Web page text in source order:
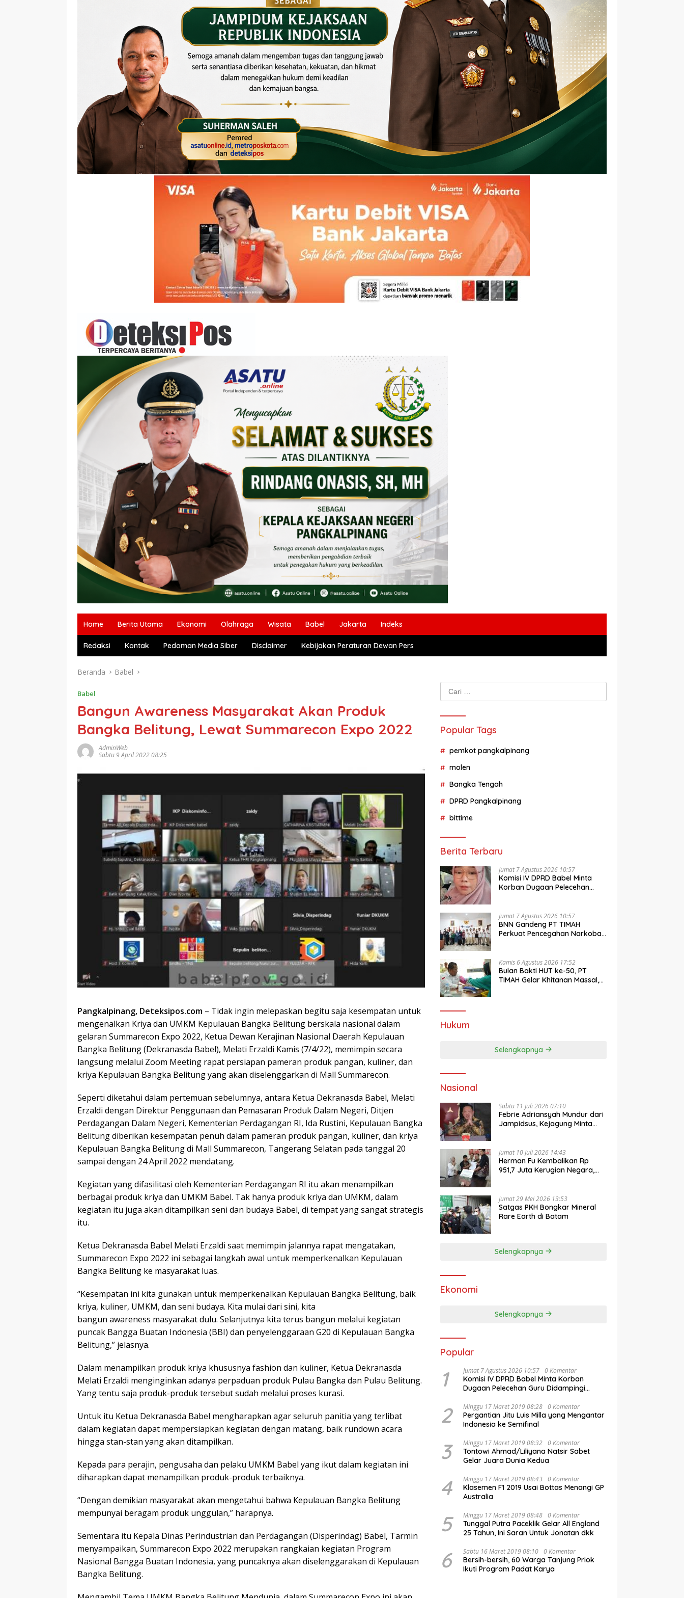
Home Berita Utama Ekonomi Olahraga Wisata Babel Jakarta Indeks
Redaksi Kontak Pedoman Media Siber Disclaimer Kebijakan Peraturan Dewan Pers
Beranda Babel
Babel
Bangun Awareness Masyarakat Akan Produk
Bangka Belitung, Lewat Summarecon Expo 2022
AdminWeb
Sabtu 9 April 2022 08:25
Pangkalpinang, Deteksipos.com – Tidak ingin melepaskan begitu saja kesempatan untuk
mengenalkan Kriya dan UMKM Kepulauan Bangka Belitung berskala nasional dalam
gelaran Summarecon Expo 2022, Ketua Dewan Kerajinan Nasional Daerah Kepulauan
Bangka Belitung (Dekranasda Babel), Melati Erzaldi Kamis (7/4/22), memimpin secara
langsung melalui Zoom Meeting rapat persiapan pameran produk pangan, kuliner, dan
kriya Kepulauan Bangka Belitung yang akan diselenggarkan di Mall Summarecon.
Seperti diketahui dalam pertemuan sebelumnya, antara Ketua Dekranasda Babel, Melati
Erzaldi dengan Direktur Penggunaan dan Pemasaran Produk Dalam Negeri, Ditjen
Perdagangan Dalam Negeri, Kementerian Perdagangan RI, Ida Rustini, Kepulauan Bangka
Belitung diberikan kesempatan penuh dalam pameran produk pangan, kuliner, dan kriya
Kepulauan Bangka Belitung di Mall Summarecon, Tangerang Selatan pada tanggal 20
sampai dengan 24 April 2022 mendatang.
Kegiatan yang difasilitasi oleh Kementerian Perdagangan RI itu akan menampilkan
berbagai produk kriya dan UMKM Babel. Tak hanya produk kriya dan UMKM, dalam
kegiatan itu juga akan ditampilkan seni dan budaya Babel, di tempat yang sangat strategis
itu.
Ketua Dekranasda Babel Melati Erzaldi saat memimpin jalannya rapat mengatakan,
Summarecon Expo 2022 ini sebagai langkah awal untuk memperkenalkan Kepulauan
Bangka Belitung ke masyarakat luas.
“Kesempatan ini kita gunakan untuk memperkenalkan Kepulauan Bangka Belitung, baik
kriya, kuliner, UMKM, dan seni budaya. Kita mulai dari sini, kita
bangun awareness masyarakat dulu. Selanjutnya kita terus bangun melalui kegiatan
puncak Bangga Buatan Indonesia (BBI) dan penyelenggaraan G20 di Kepulauan Bangka
Belitung,” jelasnya.
Dalam menampilkan produk kriya khususnya fashion dan kuliner, Ketua Dekranasda
Melati Erzaldi menginginkan adanya perpaduan produk Pulau Bangka dan Pulau Belitung.
Yang tentu saja produk-produk tersebut sudah melalui proses kurasi.
Untuk itu Ketua Dekranasda Babel mengharapkan agar seluruh panitia yang terlibat
dalam kegiatan dapat mempersiapkan kegiatan dengan matang, baik rundown acara
hingga stan-stan yang akan ditampilkan.
Kepada para perajin, pengusaha dan pelaku UMKM Babel yang ikut dalam kegiatan ini
diharapkan dapat menampilkan produk-produk terbaiknya.
“Dengan demikian masyarakat akan mengetahui bahwa Kepulauan Bangka Belitung
mempunyai beragam produk unggulan,” harapnya.
Sementara itu Kepala Dinas Perindustrian dan Perdagangan (Disperindag) Babel, Tarmin
menyampaikan, Summarecon Expo 2022 merupakan rangkaian kegiatan Program
Nasional Bangga Buatan Indonesia, yang puncaknya akan diselenggarakan di Kepulauan
Bangka Belitung.
Popular Tags
pemkot pangkalpinang
molen
Bangka Tengah
DPRD Pangkalpinang
bittime
Berita Terbaru
Jumat 7 Agustus 2026 10:57
Komisi IV DPRD Babel Minta
Korban Dugaan Pelecehan
Jumat 7 Agustus 2026 10:57
BNN Gandeng PT TIMAH
Perkuat Pencegahan Narkoba
Kamis 6 Agustus 2026 17:52
Bulan Bakti HUT ke-50, PT
TIMAH Gelar Khitanan Massal,
Hukum
Selengkapnya
Nasional
Sabtu 11 Juli 2026 07:10
Febrie Adriansyah Mundur dari
Jampidsus, Kejagung Minta
Jumat 10 Juli 2026 14:43
Herman Fu Kembalikan Rp
951,7 Juta Kerugian Negara,
Jumat 29 Mei 2026 13:53
Satgas PKH Bongkar Mineral
Selengkapnya
Ekonomi
Selengkapnya
Popular
1 Jumat 7 Agustus 2026 10:57 0 Komentar
Komisi IV DPRD Babel Minta Korban
Dugaan Pelecehan Guru Didampingi
2 Minggu 17 Maret 2019 08:28 0 Komentar
Pergantian Jitu Luis Milla yang Mengantar
Indonesia ke Semifinal
3 Minggu 17 Maret 2019 08:32 0 Komentar
Tontowi Ahmad/Liliyana Natsir Sabet
Gelar Juara Dunia Kedua
4 Minggu 17 Maret 2019 08:43 0 Komentar
Klasemen F1 2019 Usai Bottas Menangi GP
Australia
5 Minggu 17 Maret 2019 08:48 0 Komentar
Tunggal Putra Paceklik Gelar All England
25 Tahun, Ini Saran Untuk Jonatan dkk
6 Sabtu 16 Maret 2019 08:10 0 Komentar
Bersih-bersih, 60 Warga Tanjung Priok
Ikuti Program Padat Karya